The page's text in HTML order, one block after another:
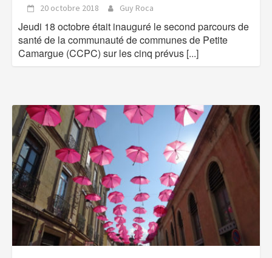
20 octobre 2018 Guy Roca
Jeudi 18 octobre était inauguré le second parcours de
santé de la communauté de communes de Petite
Camargue (CCPC) sur les cinq prévus [...]